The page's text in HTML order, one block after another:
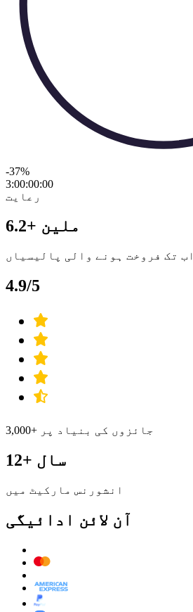
-37%
3:00:00:00
رعایت
6.2+ ملین
اب تک فروخت ہونے والی پالیسیاں
4.9/5
3,000+ جائزوں کی بنیاد پر
12+ سال
انشورنس مارکیٹ میں
آن لائن ادائیگی